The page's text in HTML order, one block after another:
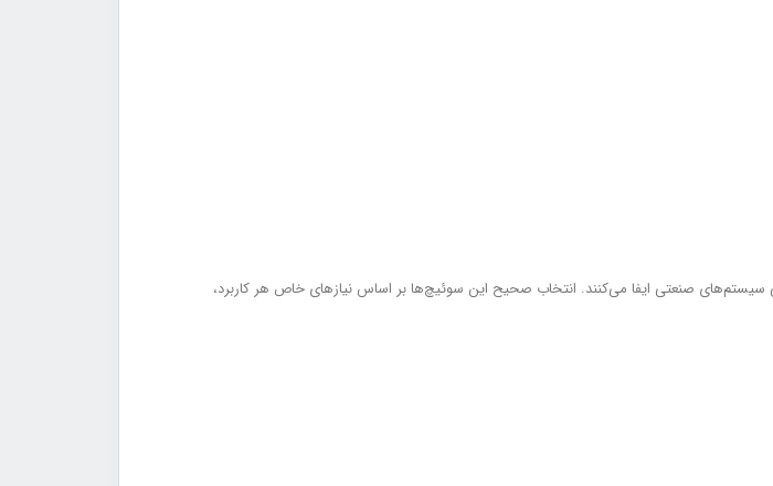
سیستم‌های صنعتی ایفا می‌کنند. انتخاب صحیح این سوئیچ‌ها بر اساس نیازهای خاص هر کاربرد،